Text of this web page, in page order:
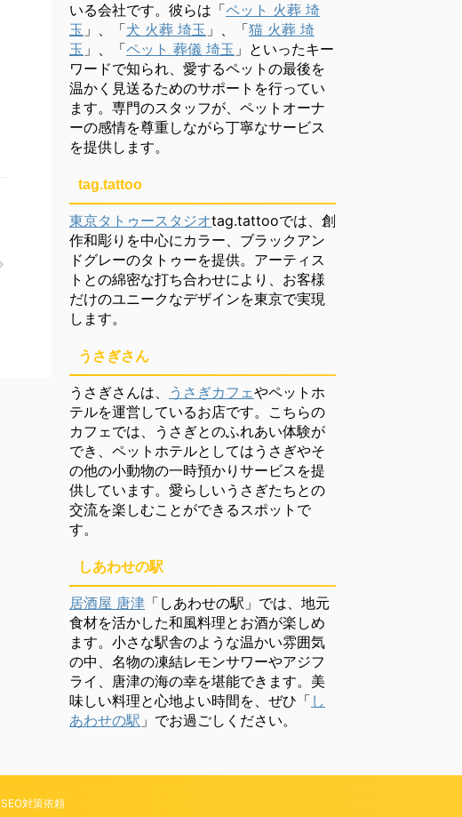
いる会社です。彼らは「ペット 火葬 埼
玉 」、「犬 火葬 埼玉 」、「猫 火葬 埼
玉 」、「ペット 葬儀 埼玉 」といったキー
ワードで知られ、愛するペットの最後を
温かく見送るためのサポートを行ってい
ます。専門のスタッフが、ペットオーナ
ーの感情を尊重しながら丁寧なサービス
を提供します。
tag.tattoo
東京タトゥースタジオtag.tattooでは、創
作和彫りを中心にカラー、ブラックアン
ドグレーのタトゥーを提供。アーティス
トとの綿密な打ち合わせにより、お客様
だけのユニークなデザインを東京で実現
します。
うさぎさん
うさぎさんは、 うさぎカフェやペットホ
テルを運営しているお店です。こちらの
カフェでは、うさぎとのふれあい体験が
でき、ペットホテルとしてはうさぎやそ
の他の小動物の一時預かりサービスを提
供しています。愛らしいうさぎたちとの
交流を楽しむことができるスポットで
す。
しあわせの駅
居酒屋 唐津 「しあわせの駅」では、地元
食材を活かした和風料理とお酒が楽しめ
ます。小さな駅舎のような温かい雰囲気
の中、名物の凍結レモンサワーやアジフ
ライ、唐津の海の幸を堪能できます。美
味しい料理と心地よい時間を、ぜひ「 し
あわせの駅 」でお過ごしください。
SEO対策依頼